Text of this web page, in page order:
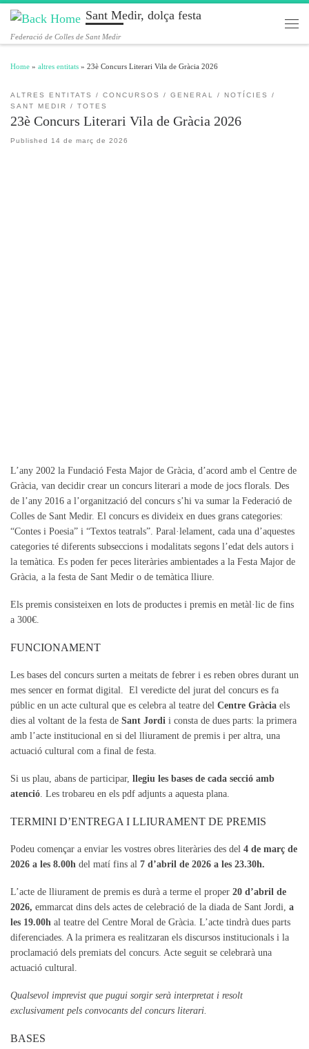
Skip to content Sant Medir, dolça festa
Federació de Colles de Sant Medir
Home » altres entitats » 23è Concurs Literari Vila de Gràcia 2026
ALTRES ENTITATS CONCURSOS GENERAL
NOTÍCIES
SANT MEDIR
TOTES
23è Concurs Literari Vila de Gràcia 2026
Published 14 de març de 2026
L’any 2002 la Fundació Festa Major de Gràcia, d’acord amb el Centre de
Gràcia, van decidir crear un concurs literari a mode de jocs florals. Des
de l’any 2016 a l’organització del concurs s’hi va sumar la Federació de
Colles de Sant Medir. El concurs es divideix en dues grans categories:
“Contes i Poesia” i “Textos teatrals”. Paral·lelament, cada una d’aquestes
categories té diferents subseccions i modalitats segons l’edat dels autors i
la temàtica. Es poden fer peces literàries ambientades a la Festa Major de
Gràcia, a la festa de Sant Medir o de temàtica lliure.
Els premis consisteixen en lots de productes i premis en metàl·lic de fins
a 300€.
FUNCIONAMENT
Les bases del concurs surten a meitats de febrer i es reben obres durant un
mes sencer en format digital. El veredicte del jurat del concurs es fa
públic en un acte cultural que es celebra al teatre del Centre Gràcia els
dies al voltant de la festa de Sant Jordi i consta de dues parts: la primera
amb l’acte institucional en si del lliurament de premis i per altra, una
actuació cultural com a final de festa.
Si us plau, abans de participar, llegiu les bases de cada secció amb
atenció . Les trobareu en els pdf adjunts a aquesta plana.
TERMINI D’ENTREGA I LLIURAMENT DE PREMIS
Podeu començar a enviar les vostres obres literàries des del 4 de març de
2026 a les 8.00h del matí fins al 7 d’abril de 2026 a les 23.30h.
L’acte de lliurament de premis es durà a terme el proper 20 d’abril de
2026, emmarcat dins dels actes de celebració de la diada de Sant Jordi, a
les 19.00h al teatre del Centre Moral de Gràcia. L’acte tindrà dues parts
diferenciades. A la primera es realitzaran els discursos institucionals i la
proclamació dels premiats del concurs. Acte seguit se celebrarà una
actuació cultural.
Qualsevol imprevist que pugui sorgir serà interpretat i resolt
exclusivament pels convocants del concurs literari.
BASES